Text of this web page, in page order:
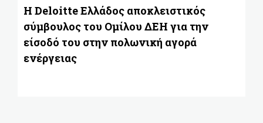
Η Deloitte Ελλάδος αποκλειστικός
σύμβουλος του Ομίλου ΔΕΗ για την
είσοδό του στην πολωνική αγορά
ενέργειας